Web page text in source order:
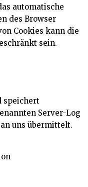
automatische
des Browser
Cookies kann die
sein.
speichert
Server-Log
uns übermittelt.